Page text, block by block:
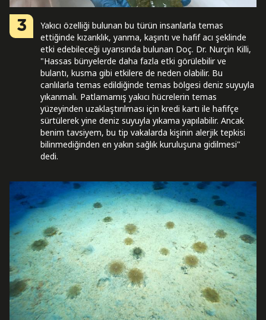
3
Yakıcı özelliği bulunan bu türün insanlarla temas
ettiğinde kızarıklık, yanma, kaşıntı ve hafif acı şeklinde
etki edebileceği uyarısında bulunan Doç. Dr. Nurçin Killi,
"Hassas bünyelerde daha fazla etki görülebilir ve
bulantı, kusma gibi etkilere de neden olabilir. Bu
canlılarla temas edildiğinde temas bölgesi deniz suyuyla
yıkanmalı. Patlamamış yakıcı hücrelerin temas
yüzeyinden uzaklaştırılması için kredi kartı ile hafifçe
sürtülerek yine deniz suyuyla yıkama yapılabilir. Ancak
benim tavsiyem, bu tip vakalarda kişinin alerjik tepkisi
bilinmediğinden en yakın sağlık kuruluşuna gidilmesi"
dedi.